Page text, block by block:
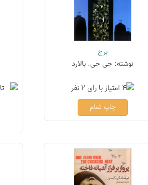
برج
نوشته: جی جی. بالارد
چاپ تمام